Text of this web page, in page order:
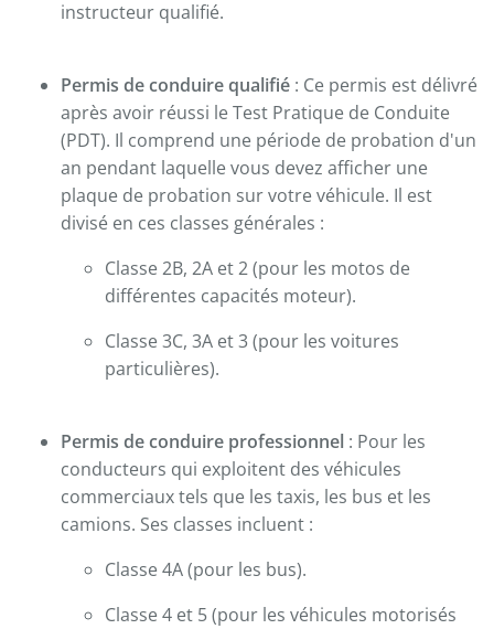
instructeur qualifié.
Permis de conduire qualifié : Ce permis est délivré
après avoir réussi le Test Pratique de Conduite
(PDT). Il comprend une période de probation d'un
an pendant laquelle vous devez afficher une
plaque de probation sur votre véhicule. Il est
divisé en ces classes générales :
Classe 2B, 2A et 2 (pour les motos de
différentes capacités moteur).
Classe 3C, 3A et 3 (pour les voitures
particulières).
Permis de conduire professionnel : Pour les
conducteurs qui exploitent des véhicules
commerciaux tels que les taxis, les bus et les
camions. Ses classes incluent :
Classe 4A (pour les bus).
Classe 4 et 5 (pour les véhicules motorisés